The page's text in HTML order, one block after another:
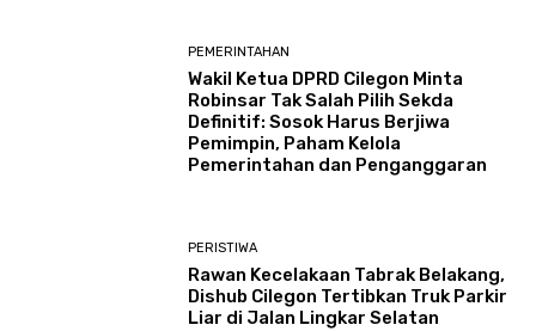
PEMERINTAHAN
Wakil Ketua DPRD Cilegon Minta
Robinsar Tak Salah Pilih Sekda
Definitif: Sosok Harus Berjiwa
Pemimpin, Paham Kelola
Pemerintahan dan Penganggaran
PERISTIWA
Rawan Kecelakaan Tabrak Belakang,
Dishub Cilegon Tertibkan Truk Parkir
Liar di Jalan Lingkar Selatan